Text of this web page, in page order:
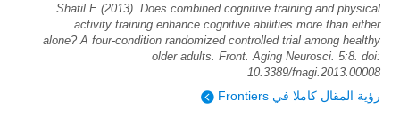
Shatil E (2013). Does combined cognitive training and physical
activity training enhance cognitive abilities more than either
alone? A four-condition randomized controlled trial among healthy
older adults. Front. Aging Neurosci. 5:8. doi:
10.3389/fnagi.2013.00008
رؤية المقال كاملا في Frontiers